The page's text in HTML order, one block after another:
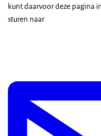
kunt daarvoor deze pagina
sturen naar